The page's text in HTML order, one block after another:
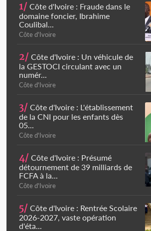
1/ Côte d'Ivoire : Fraude dans le
domaine foncier, Ibrahime
Coulibal...
Côte d'Ivoire
2/ Côte d'Ivoire : Un véhicule de
la GESTOCI circulant avec un
numér...
Côte d'Ivoire
3/ Côte d'Ivoire : L'établissement
de la CNI pour les enfants dès
05...
Côte d'Ivoire
4/ Côte d'Ivoire : Présumé
détournement de 39 milliards de
FCFA à la...
Côte d'Ivoire
5/ Côte d'Ivoire : Rentrée Scolaire
2026-2027, vaste opération
d'éta...